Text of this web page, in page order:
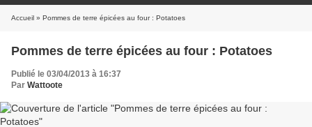
Accueil » Pommes de terre épicées au four : Potatoes
Pommes de terre épicées au four : Potatoes
Publié le 03/04/2013 à 16:37
Par Wattoote